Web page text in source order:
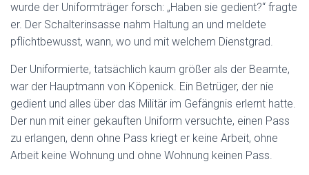
wurde der Uniformträger forsch: „Haben sie gedient?“ fragte
er. Der Schalterinsasse nahm Haltung an und meldete
pflichtbewusst, wann, wo und mit welchem Dienstgrad.
Der Uniformierte, tatsächlich kaum größer als der Beamte,
war der Hauptmann von Köpenick. Ein Betrüger, der nie
gedient und alles über das Militär im Gefängnis erlernt hatte.
Der nun mit einer gekauften Uniform versuchte, einen Pass
zu erlangen, denn ohne Pass kriegt er keine Arbeit, ohne
Arbeit keine Wohnung und ohne Wohnung keinen Pass.